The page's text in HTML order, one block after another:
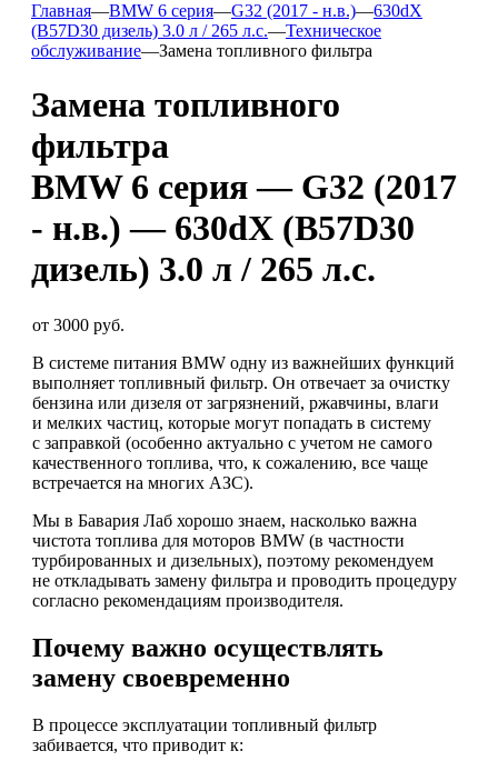
Главная—BMW 6 серия—G32 (2017 - н.в.)—630dX
(B57D30 дизель) 3.0 л / 265 л.с.—Техническое
обслуживание—Замена топливного фильтра
Замена топливного
фильтра
BMW 6 серия — G32 (2017
- н.в.) — 630dX (B57D30
дизель) 3.0 л / 265 л.с.
от 3000 руб.
В системе питания BMW одну из важнейших функций
выполняет топливный фильтр. Он отвечает за очистку
бензина или дизеля от загрязнений, ржавчины, влаги
и мелких частиц, которые могут попадать в систему
с заправкой (особенно актуально с учетом не самого
качественного топлива, что, к сожалению, все чаще
встречается на многих АЗС).
Мы в Бавария Лаб хорошо знаем, насколько важна
чистота топлива для моторов BMW (в частности
турбированных и дизельных), поэтому рекомендуем
не откладывать замену фильтра и проводить процедуру
согласно рекомендациям производителя.
Почему важно осуществлять
замену своевременно
В процессе эксплуатации топливный фильтр
забивается, что приводит к: